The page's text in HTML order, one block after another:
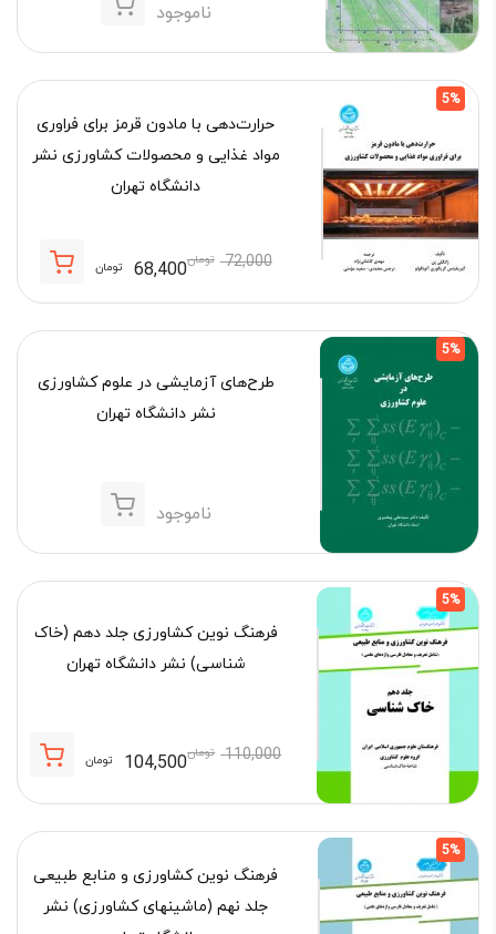
ناموجود
5%
حرارت‌دهی با مادون قرمز برای فراوری
مواد غذایی و محصولات کشاورزی نشر
دانشگاه تهران
72,000 تومان68,400 تومان
5%
طرح‌های آزمایشی در علوم کشاورزی
نشر دانشگاه تهران
ناموجود
5%
فرهنگ نوین کشاورزی جلد دهم (خاک
شناسی) نشر دانشگاه تهران
110,000 تومان
اصلی:
110,000 تومان
104,500 تومان
فعلی:
104,500 تومان.
5%
فرهنگ نوین کشاورزی و منابع طبیعی
جلد نهم (ماشینهای کشاورزی) نشر